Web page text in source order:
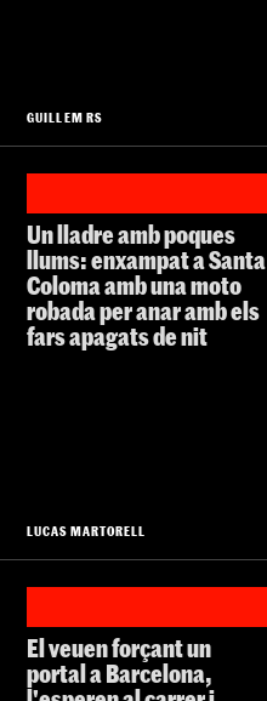
GUILLEM RS
Un lladre amb poques
llums: enxampat a Santa
Coloma amb una moto
robada per anar amb els
fars apagats de nit
LUCAS MARTORELL
El veuen forçant un
portal a Barcelona,